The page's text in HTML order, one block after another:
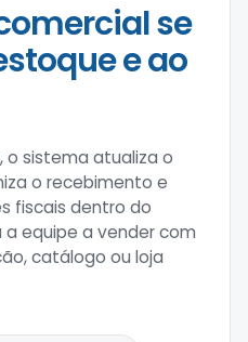
se
e ao
o sistema atualiza o
o recebimento e
fiscais dentro do
a equipe a vender com
catálogo ou loja